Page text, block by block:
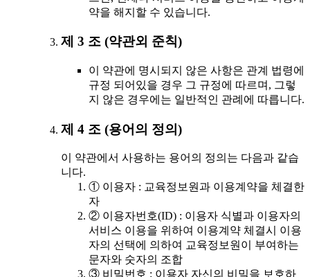
약을 해지할 수 있습니다.
제 3 조 (약관외 준칙)
이 약관에 명시되지 않은 사항은 관계 법령에
규정 되어있을 경우 그 규정에 따르며, 그렇
지 않은 경우에는 일반적인 관례에 따릅니다.
제 4 조 (용어의 정의)
이 약관에서 사용하는 용어의 정의는 다음과 같습
니다.
① 이용자 : 교육정보원과 이용계약을 체결한
자
② 이용자번호(ID) : 이용자 식별과 이용자의
서비스 이용을 위하여 이용계약 체결시 이용
자의 선택에 의하여 교육정보원이 부여하는
문자와 숫자의 조합
③ 비밀번호 : 이용자 자신의 비밀을 보호하